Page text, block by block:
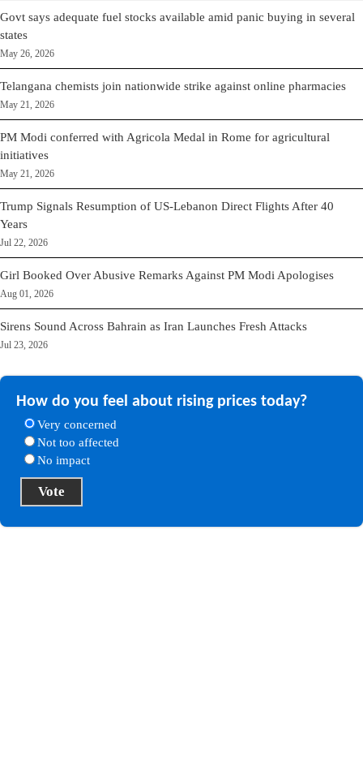
Govt says adequate fuel stocks available amid panic buying in several
states
May 26, 2026
Telangana chemists join nationwide strike against online pharmacies
May 21, 2026
PM Modi conferred with Agricola Medal in Rome for agricultural
initiatives
May 21, 2026
Trump Signals Resumption of US-Lebanon Direct Flights After 40
Years
Jul 22, 2026
Girl Booked Over Abusive Remarks Against PM Modi Apologises
Aug 01, 2026
Sirens Sound Across Bahrain as Iran Launches Fresh Attacks
Jul 23, 2026
How do you feel about rising prices today?
Very concerned
Not too affected
No impact